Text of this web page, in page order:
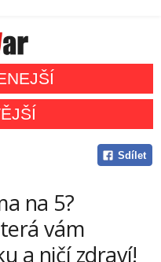
Sdílet
na 5?
vám
a ničí zdraví!